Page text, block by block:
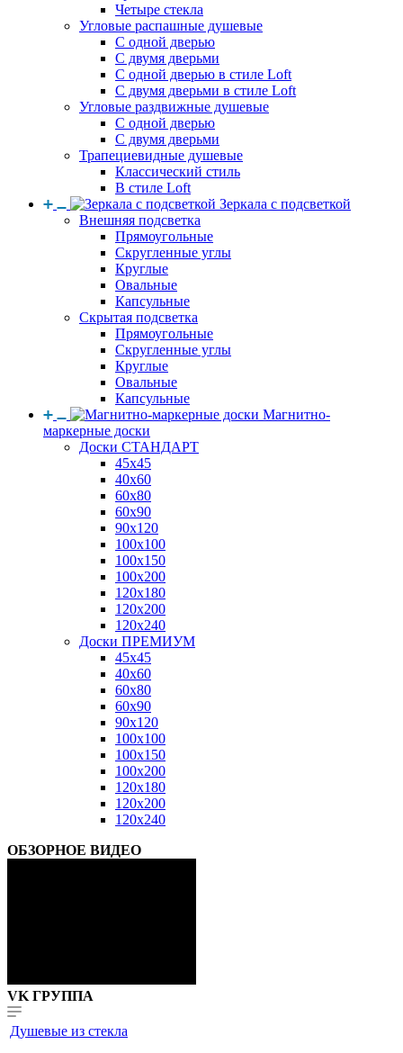
Четыре стекла
Угловые распашные душевые
С одной дверью
С двумя дверьми
С одной дверью в стиле Loft
С двумя дверьми в стиле Loft
Угловые раздвижные душевые
С одной дверью
С двумя дверьми
Трапециевидные душевые
Классический стиль
В стиле Loft
Зеркала с подсветкой
Внешняя подсветка
Прямоугольные
Скругленные углы
Круглые
Овальные
Капсульные
Скрытая подсветка
Прямоугольные
Скругленные углы
Круглые
Овальные
Капсульные
Магнитно-
маркерные доски
Доски СТАНДАРТ
45x45
40x60
60x80
60x90
90x120
100x100
100x150
100x200
120x180
120x200
120x240
Доски ПРЕМИУМ
45x45
40x60
60x80
60x90
90x120
100x100
100x150
100x200
120x180
120x200
120x240
ОБЗОРНОЕ ВИДЕО
VK ГРУППА
Душевые из стекла